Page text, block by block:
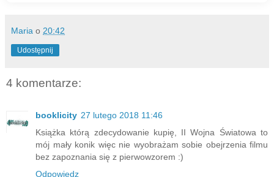
Maria o 20:42
Udostępnij
4 komentarze:
booklicity 27 lutego 2018 11:46
Książka którą zdecydowanie kupię, II Wojna Światowa to
mój mały konik więc nie wyobrażam sobie obejrzenia filmu
bez zapoznania się z pierwowzorem :)
Odpowiedz